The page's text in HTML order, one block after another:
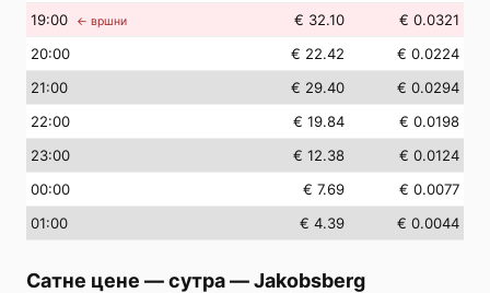
19:00 ← вршни € 32.10
€ 0.0321
20:00 € 22.42
€ 0.0224
21:00 € 29.40
€ 0.0294
22:00 € 19.84
€ 0.0198
23:00 € 12.38
€ 0.0124
00:00 € 7.69
€ 0.0077
01:00 € 4.39 € 0.0044
Сатне цене — сутра—Jakobsberg